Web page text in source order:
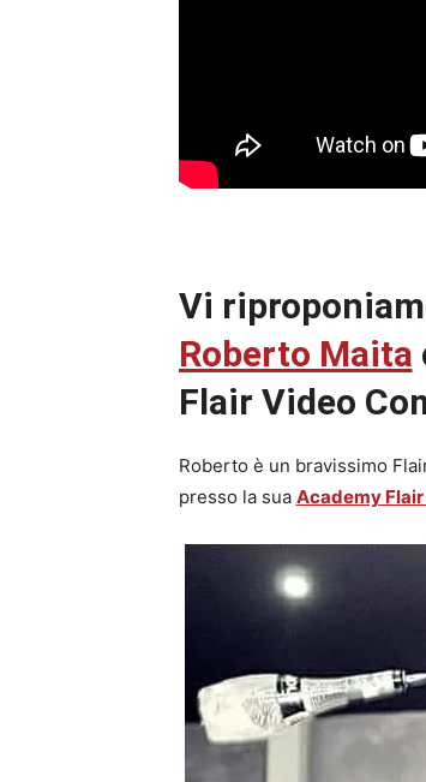
Vi
Roberto Maita
Flair Video
Roberto è un bravissimo
presso la sua Academy